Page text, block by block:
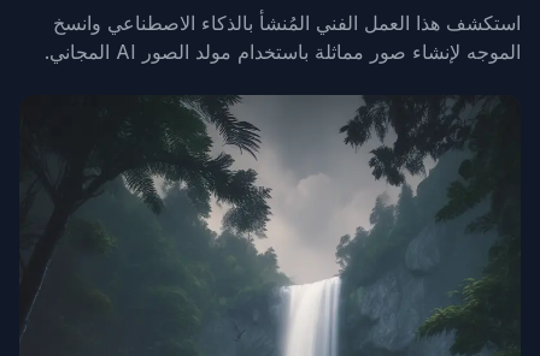
استكشف هذا العمل الفني المُنشأ بالذكاء الاصطناعي وانسخ
الموجه لإنشاء صور مماثلة باستخدام مولد الصور AI المجاني.